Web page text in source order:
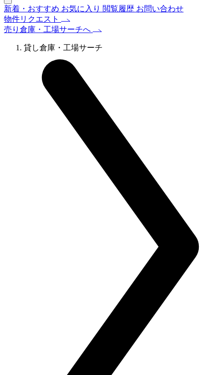
新着・おすすめ お気に入り 閲覧履歴 お問い合わせ
物件リクエスト
売り倉庫・工場サーチへ
貸し倉庫・工場サーチ